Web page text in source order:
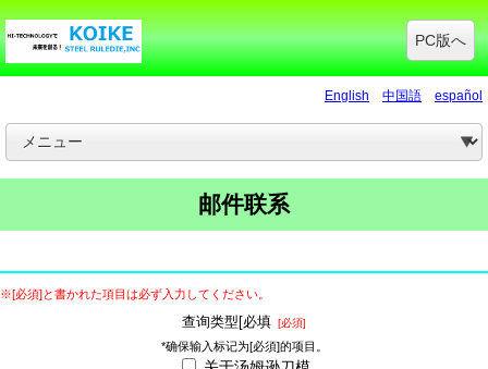
PC版へ
English 中国語 español
邮件联系
※[必須]と書かれた項目は必ず入力してください。
查询类型[必填 [必須]
*确保输入标记为[必須]的项目。